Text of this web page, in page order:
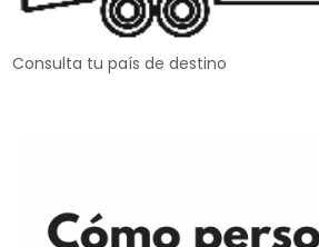
Consulta tu país de destino